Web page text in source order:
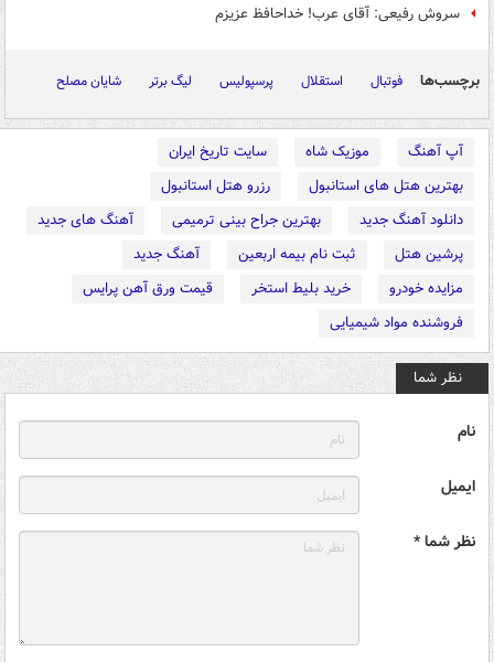
سروش رفیعی: آقای عرب! خداحافظ عزیزم
برچسب‌ها فوتبال استقلال پرسپولیس لیگ برتر شایان مصلح
آپ آهنگ موزیک شاه
سایت تاریخ ایران
بهترین هتل های استانبول
رزرو هتل استانبول
دانلود آهنگ جدید
بهترین جراح بینی ترمیمی
آهنگ های جدید
پرشین هتل
ثبت نام بیمه اربعین
آهنگ جدید
مزایده خودرو
خرید بلیط استخر
قیمت ورق آهن پرایس
فروشنده مواد شیمیایی
نظر شما
نام
ایمیل
نظر شما *